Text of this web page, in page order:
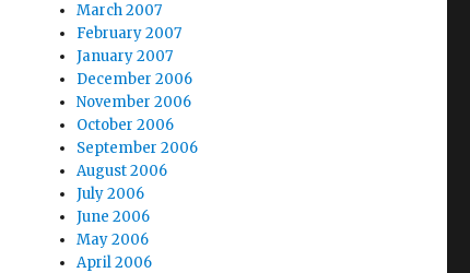
March 2007
February 2007
January 2007
December 2006
November 2006
October 2006
September 2006
August 2006
July 2006
June 2006
May 2006
April 2006